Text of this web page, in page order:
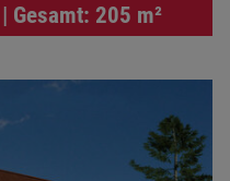
Gesamt: 205 m²